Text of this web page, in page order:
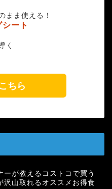
まま使える！
ート
く
ちら
ーが教えるコストコで買う
沢山取れるオススメお得食